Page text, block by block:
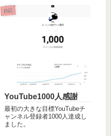
みしました。今日は18，19章
でいよいよ自機やカメラ制御
ができる段階に到達。ゲーム
開発らしくなってき...
日記
YouTube1000人感謝
最初の大きな目標YouTubeチ
ャンネル登録者1000人達成し
ました。